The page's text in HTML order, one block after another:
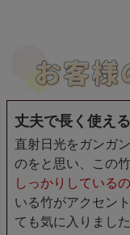
丈夫で長く使える
直射日光をガンガ
のをと思い、この
しっかりしている
いる竹がアクセン
ても気に入りまし